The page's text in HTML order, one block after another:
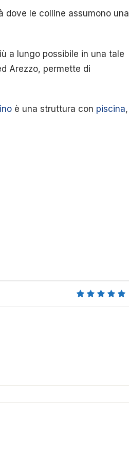
dove le colline assumono una
a lungo possibile in una tale
Arezzo, permette di
è una struttura con piscina,